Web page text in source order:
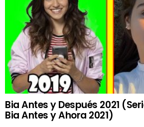
Bia Antes y Después 2021
Bia Antes y Ahora 2021)